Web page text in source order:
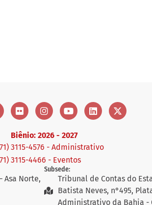
Biênio: 2026 - 2027
3115-4576 - Administrativo
3115-4466 - Eventos
Asa Norte,
Subsede:
Tribunal de Contas do
Batista Neves, n°495,
Administrativo da Bahia -